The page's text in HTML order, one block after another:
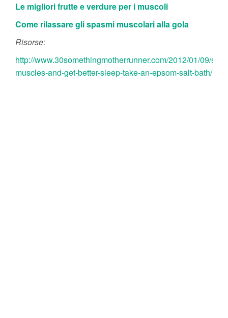
Le migliori frutte e verdure per i muscoli
Come rilassare gli spasmi muscolari alla gola
Risorse:
http://www.30somethingmotherrunner.com/2012/01/09/
muscles-and-get-better-sleep-take-an-epsom-salt-bath/